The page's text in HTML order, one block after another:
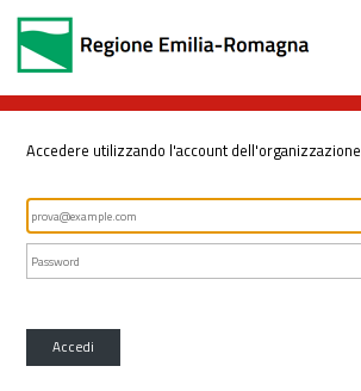
Accedere utilizzando l'account dell'organizzazione
Accedi